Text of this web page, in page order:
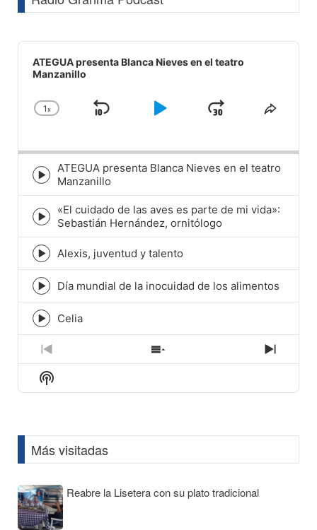
Audio
Player
ATEGUA presenta Blanca Nieves en el teatro
Manzanillo
Change
1x
Skip
Play
JumpShare
Episode
play
icon
ATEGUA presenta Blanca Nieves en el teatro
Manzanillo
Episode
play
icon
«El cuidado de las aves es parte de mi vida»:
Sebastián Hernández, ornitólogo
Episode
play
icon
Alexis, juventud y talento
Episode
play
icon
Día mundial de la inocuidad de los alimentos
Episode
play
icon
Celia
Previous
Episode
Show
Episodes
Next
Show
Podcast
Más visitadas
Reabre la Lisetera con su plato tradicional